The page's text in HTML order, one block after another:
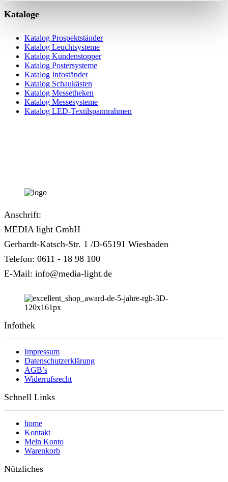
Kataloge
Katalog Prospektständer
Katalog Leuchtsysteme
Katalog Kundenstopper
Katalog Postersysteme
Katalog Infoständer
Katalog Schaukästen
Katalog Messetheken
Katalog Messesysteme
Katalog LED-Textilspannrahmen
Anschrift:
MEDIA light GmbH
Gerhardt-Katsch-Str. 1 /D-65191 Wiesbaden
Telefon: 0611 - 18 98 100
E-Mail: info@media-light.de
Infothek
Impressum
Datenschutzerklärung
AGB’s
Widerrufsrecht
Schnell Links
home
Kontakt
Mein Konto
Warenkorb
Nützliches